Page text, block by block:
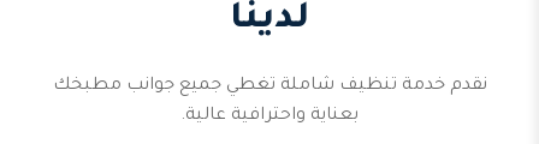
لدينا
نقدم خدمة تنظيف شاملة تغطي جميع جوانب مطبخك
بعناية واحترافية عالية.